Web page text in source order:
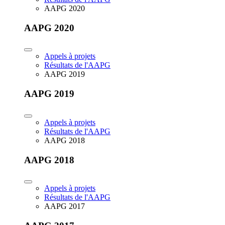
AAPG 2020
AAPG 2020
Appels à projets
Résultats de l'AAPG
AAPG 2019
AAPG 2019
Appels à projets
Résultats de l'AAPG
AAPG 2018
AAPG 2018
Appels à projets
Résultats de l'AAPG
AAPG 2017